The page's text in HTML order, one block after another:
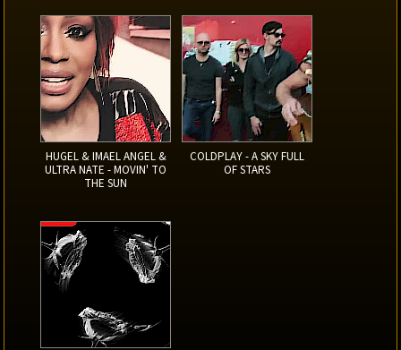
HUGEL & IMAEL ANGEL &
ULTRA NATE - MOVIN' TO
THE SUN
COLDPLAY - A SKY FULL
OF STARS